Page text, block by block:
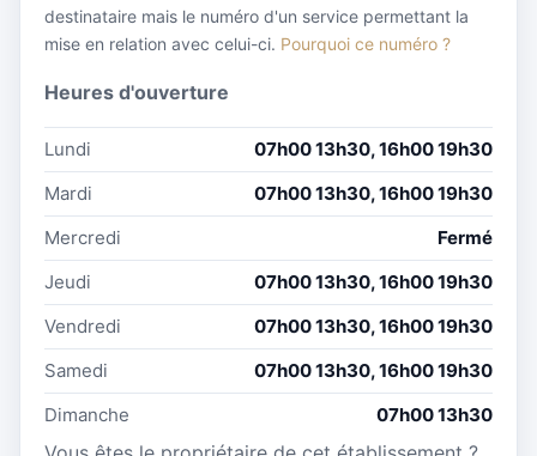
destinataire mais le numéro d'un service permettant la
mise en relation avec celui-ci. Pourquoi ce numéro ?
Heures d'ouverture
Lundi
07h00 13h30, 16h00 19h30
Mardi
07h00 13h30, 16h00 19h30
Mercredi
Fermé
Jeudi
07h00 13h30, 16h00 19h30
Vendredi
07h00 13h30, 16h00 19h30
Samedi
07h00 13h30, 16h00 19h30
Dimanche
07h00 13h30